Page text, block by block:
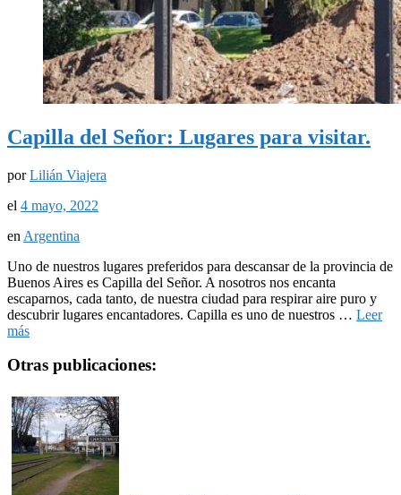
Capilla del Señor: Lugares para visitar.
porLilián Viajera
el 4 mayo, 2022
en Argentina
Uno de nuestros lugares preferidos para descansar de la provincia de
Buenos Aires es Capilla del Señor. A nosotros nos encanta
escaparnos, cada tanto, de nuestra ciudad para respirar aire puro y
descubrir lugares encantadores. Capilla es uno de nuestros … Leer
más
Otras publicaciones: